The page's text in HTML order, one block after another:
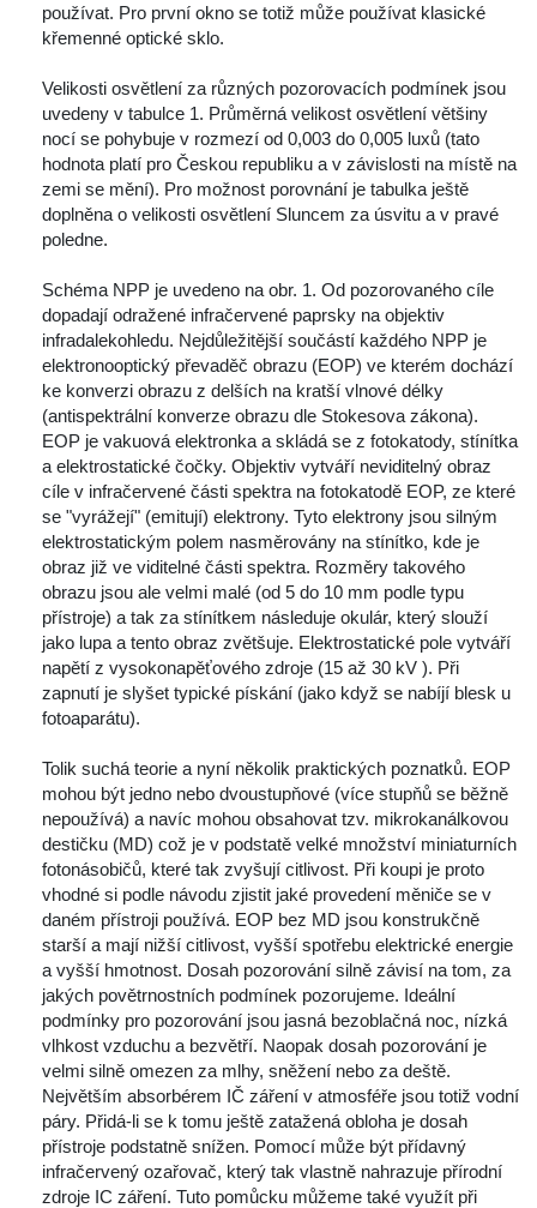
používat. Pro první okno se totiž může používat klasické
křemenné optické sklo.
Velikosti osvětlení za různých pozorovacích podmínek jsou
uvedeny v tabulce 1. Průměrná velikost osvětlení většiny
nocí se pohybuje v rozmezí od 0,003 do 0,005 luxů (tato
hodnota platí pro Českou republiku a v závislosti na místě na
zemi se mění). Pro možnost porovnání je tabulka ještě
doplněna o velikosti osvětlení Sluncem za úsvitu a v pravé
poledne.
Schéma NPP je uvedeno na obr. 1. Od pozorovaného cíle
dopadají odražené infračervené paprsky na objektiv
infradalekohledu. Nejdůležitější součástí každého NPP je
elektronooptický převaděč obrazu (EOP) ve kterém dochází
ke konverzi obrazu z delších na kratší vlnové délky
(antispektrální konverze obrazu dle Stokesova zákona).
EOP je vakuová elektronka a skládá se z fotokatody, stínítka
a elektrostatické čočky. Objektiv vytváří neviditelný obraz
cíle v infračervené části spektra na fotokatodě EOP, ze které
e "vyrážejí" (emitují) elektrony. Tyto elektrony jsou silným
elektrostatickým polem nasměrovány na stínítko, kde je
obraz již ve viditelné části spektra. Rozměry takového
obrazu jsou ale velmi malé (od 5 do 10 mm podle typu
přístroje) a tak za stínítkem následuje okulár, který slouží
jako lupa a tento obraz zvětšuje. Elektrostatické pole vytváří
napětí z vysokonapěťového zdroje (15 až 30 kV ). Při
zapnutí je slyšet typické pískání (jako když se nabíjí blesk u
fotoaparátu).
Tolik suchá teorie a nyní několik praktických poznatků. EOP
mohou být jedno nebo dvoustupňové (více stupňů se běžně
nepoužívá) a navíc mohou obsahovat tzv. mikrokanálkovou
destičku (MD) což je v podstatě velké množství miniaturních
fotonásobičů, které tak zvyšují citlivost. Při koupi je proto
vhodné si podle návodu zjistit jaké provedení měniče se v
daném přístroji používá. EOP bez MD jsou konstrukčně
tarší a mají nižší citlivost, vyšší spotřebu elektrické energie
a vyšší hmotnost. Dosah pozorování silně závisí na tom, za
jakých povětrnostních podmínek pozorujeme. Ideální
podmínky pro pozorování jsou jasná bezoblačná noc, nízká
vlhkost vzduchu a bezvětří. Naopak dosah pozorování je
velmi silně omezen za mlhy, sněžení nebo za deště.
Největším absorbérem IČ záření v atmosféře jsou totiž vodní
páry. Přidá-li se k tomu ještě zatažená obloha je dosah
přístroje podstatně snížen. Pomocí může být přídavný
infračervený ozařovač, který tak vlastně nahrazuje přírodní
zdroje IC záření. Tuto pomůcku můžeme také využít při